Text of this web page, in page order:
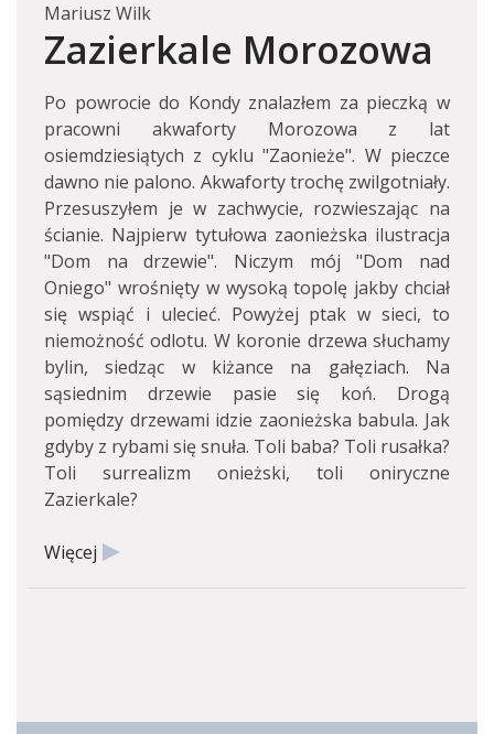
Mariusz Wilk
Zazierkale Morozowa
Po powrocie do Kondy znalazłem za pieczką w
pracowni akwaforty Morozowa z lat
osiemdziesiątych z cyklu "Zaonieże". W pieczce
dawno nie palono. Akwaforty trochę zwilgotniały.
Przesuszyłem je w zachwycie, rozwieszając na
ścianie. Najpierw tytułowa zaonieżska ilustracja
"Dom na drzewie". Niczym mój "Dom nad
Oniego" wrośnięty w wysoką topolę jakby chciał
się wspiąć i ulecieć. Powyżej ptak w sieci, to
niemożność odlotu. W koronie drzewa słuchamy
bylin, siedząc w kiżance na gałęziach. Na
sąsiednim drzewie pasie się koń. Drogą
pomiędzy drzewami idzie zaonieżska babula. Jak
gdyby z rybami się snuła. Toli baba? Toli rusałka?
Toli surrealizm onieżski, toli oniryczne
Zazierkale?
Więcej